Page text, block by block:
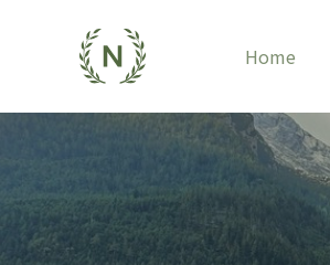
Home